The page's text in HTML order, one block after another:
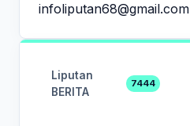
infoliputan68@gmail.com
Liputan
BERITA
7444